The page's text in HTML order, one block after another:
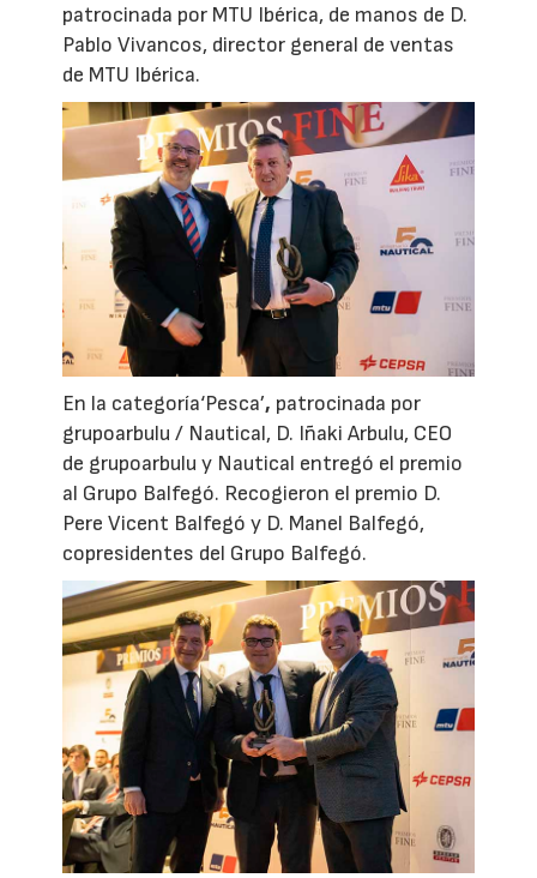
patrocinada por MTU Ibérica, de manos de D.
Pablo Vivancos, director general de ventas
de MTU Ibérica.
En la categoría‘Pesca’, patrocinada por
grupoarbulu / Nautical, D. Iñaki Arbulu, CEO
de grupoarbulu y Nautical entregó el premio
al Grupo Balfegó. Recogieron el premio D.
Pere Vicent Balfegó y D. Manel Balfegó,
copresidentes del Grupo Balfegó.